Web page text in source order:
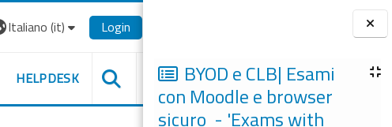
Blocchi
BYOD e CLB| Esami
con Moodle e browser
sicuro - 'Exams with
Italiano ‎(it)‎ Login
HELPDESK